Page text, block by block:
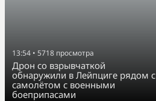
13:54 • 5718 просмотра
Дрон со взрывчаткой
обнаружили в Лейпциге рядом с
самолётом с военными
боеприпасами